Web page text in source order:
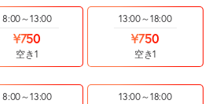
8:00～13:00
¥750
空き1
13:00～18:00
¥750
空き1
8:00～13:00 13:00～18:00